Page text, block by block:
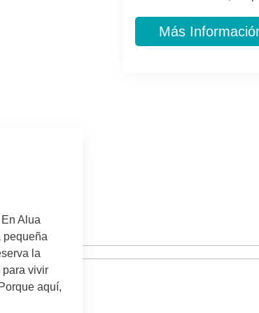
Más
Alua
pequeña
la
para vivir
aquí,